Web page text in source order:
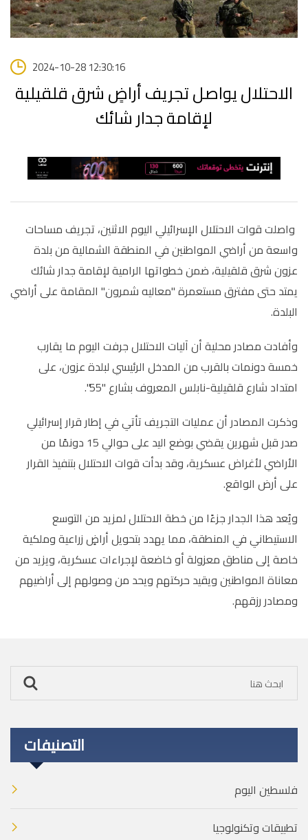
2024-10-28 12:30:16
الاحتلال يواصل تجريف أراضٍ شرق قلقيلية
لإقامة جدار شائك
واصلت قوات الاحتلال الإسرائيلي اليوم الاثنين، تجريف مساحات
واسعة من أراضي المواطنين في المنطقة الشمالية من بلدة
عزون شرق قلقيلية، ضمن خطواتها الرامية لإقامة جدار شائك
يمتد حتى مفترق مستعمرة "معاليه شمرون" المقامة على أراضي
البلدة.
وأفادت مصادر محلية أن آليات الاحتلال جرفت اليوم ما يقارب
خمسة دونمات بالقرب من المدخل الرئيسي لبلدة عزون، على
امتداد شارع قلقيلية-نابلس المعروف بشارع "55".
وذكرت المصادر أن عمليات التجريف تأتي في إطار قرار إسرائيلي
صدر قبل شهرين يقضي بوضع اليد على حوالي 15 دونمًا من
الأراضي لأغراض عسكرية، وقد بدأت قوات الاحتلال بتنفيذ القرار
على أرض الواقع.
ويُعد هذا الجدار جزءًا من خطة الاحتلال لمزيد من التوسع
الاستيطاني في المنطقة، مما يهدد بتحويل أراضٍ زراعية وملكية
خاصة إلى مناطق معزولة أو خاضعة لإجراءات عسكرية، ويزيد من
معاناة المواطنين ويقيد حركتهم ويحد من وصولهم إلى أراضيهم
ومصادر رزقهم.
التصنيفات
فلسطين اليوم
تطبيقات وتكنولوجيا